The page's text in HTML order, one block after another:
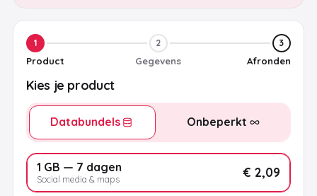
1
Product
2
Gegevens
3
Afronden
Kies je product
Databundels Onbeperkt
1 GB — 7 dagen
Social media & maps € 2,09